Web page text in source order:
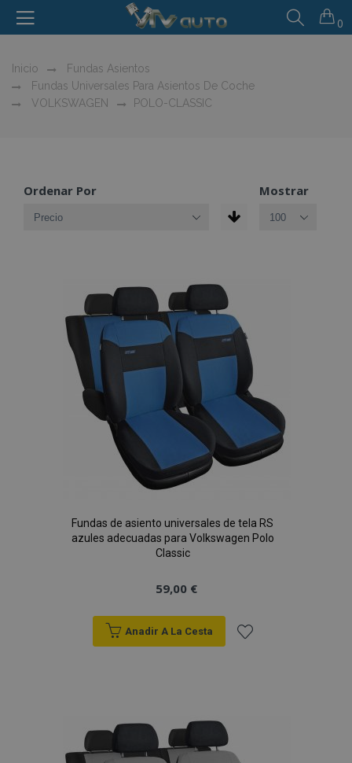
0
Inicio
Fundas Asientos
Fundas Universales Para Asientos De Coche
VOLKSWAGEN
POLO-CLASSIC
Ordenar Por Mostrar
Fundas de asiento universales de tela RS
azules adecuadas para Volkswagen Polo
Classic
59,00 €
Anadir A La Cesta
de